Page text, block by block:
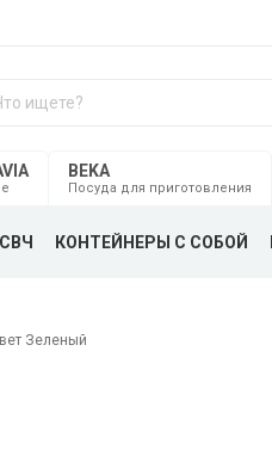
BEKA
Посуда для приготовления
КОНТЕЙНЕРЫ С СОБОЙ
Зеленый